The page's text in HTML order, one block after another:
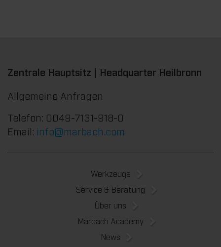
Zentrale Hauptsitz | Headquarter Heilbronn
Allgemeine Anfragen
Telefon: 0049-7131-918-0
Email: info@marbach.com
Werkzeuge
Service & Beratung
Über uns
Marbach Academy
News